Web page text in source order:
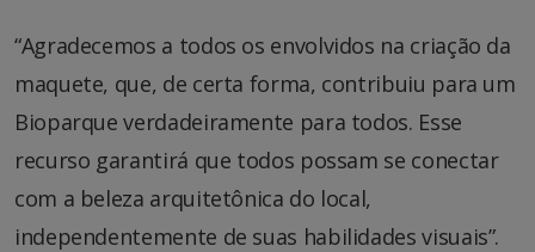
“Agradecemos a todos os envolvidos na criação da
maquete, que, de certa forma, contribuiu para um
Bioparque verdadeiramente para todos. Esse
recurso garantirá que todos possam se conectar
com a beleza arquitetônica do local,
independentemente de suas habilidades visuais”.